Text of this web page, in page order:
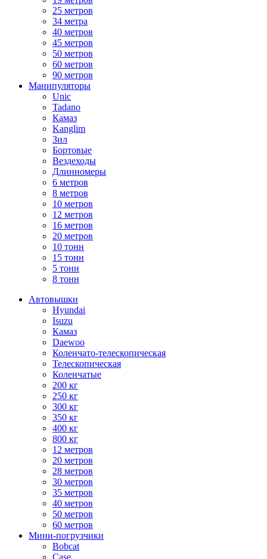
25 метров
34 метра
40 метров
45 метров
50 метров
60 метров
90 метров
Манипуляторы
Unic
Tadano
Камаз
Kanglim
Зил
Бортовые
Вездеходы
Длинномеры
6 метров
8 метров
10 метров
12 метров
16 метров
20 метров
10 тонн
15 тонн
5 тонн
8 тонн
Автовышки
Hyundai
Isuzu
Камаз
Daewoo
Коленчато-телескопическая
Телескопическая
Коленчатые
200 кг
250 кг
300 кг
350 кг
400 кг
800 кг
12 метров
20 метров
28 метров
30 метров
35 метров
40 метров
50 метров
60 метров
Мини-погрузчики
Bobcat
Case